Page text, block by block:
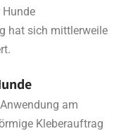
hat sich mittlerweile
am
Kleberauftrag